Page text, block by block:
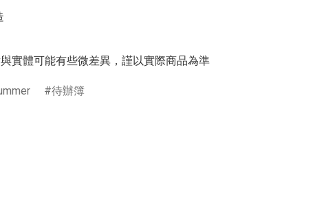
實體可能有些微差異，謹以實際商品為準
待辦簿